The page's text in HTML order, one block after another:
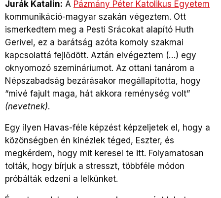
Jurák Katalin: A Pázmány Péter Katolikus Egyetem
kommunikáció-magyar szakán végeztem. Ott
ismerkedtem meg a Pesti Srácokat alapító Huth
Gerivel, ez a barátság azóta komoly szakmai
kapcsolattá fejlődött. Aztán elvégeztem (…) egy
oknyomozó szemináriumot. Az ottani tanárom a
Népszabadság bezárásakor megállapította, hogy
“mivé fajult maga, hát akkora reménység volt”
(nevetnek).
Egy ilyen Havas-féle képzést képzeljetek el, hogy a
közönségben én kinézlek téged, Eszter, és
megkérdem, hogy mit keresel te itt. Folyamatosan
tolták, hogy bírjuk a stresszt, többféle módon
próbálták edzeni a lelkünket.